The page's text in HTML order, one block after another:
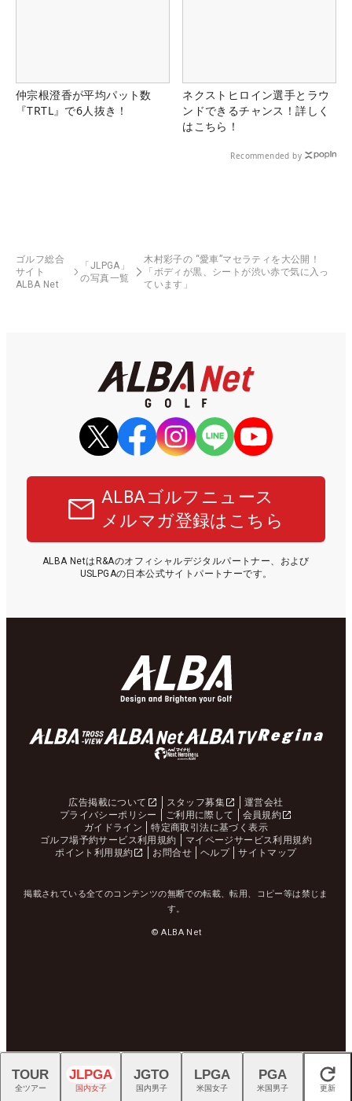
仲宗根澄香が平均パット数
『TRTL』で6人抜き！
ネクストヒロイン選手とラウ
ンドできるチャンス！詳しく
はこちら！
Recommended by
ゴルフ総合
サイト
ALBA Net
「JLPGA」
の写真一覧
木村彩子の “愛車”マセラティを大公開！
「ボディが黒、シートが渋い赤で気に入っ
ています」
ALBAゴルフニュース
メルマガ登録はこちら
ALBA NetはR&Aのオフィシャルデジタルパートナー、および
USLPGAの日本公式サイトパートナーです。
広告掲載について スタッフ募集
運営会社
プライバシーポリシー
ご利用に際して
会員規約
ガイドライン
特定商取引法に基づく表示
ゴルフ場予約サービス利用規約
マイページサービス利用規約
ポイント利用規約
お問合せ ヘルプ サイトマップ
掲載されている全てのコンテンツの無断での転載、転用、コピー等は禁じま
す。
© ALBA Net
閉じる
TOUR
全ツアー
JLPGA
国内女子
JGTO
国内男子
LPGA
米国女子
PGA
米国男子 更新